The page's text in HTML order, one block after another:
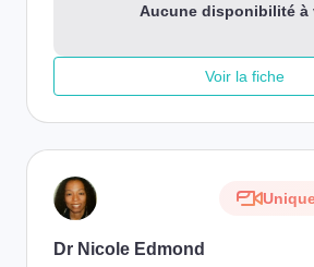
Aucune disponibilité à
Voir la fiche
Dr Nicole Edmond